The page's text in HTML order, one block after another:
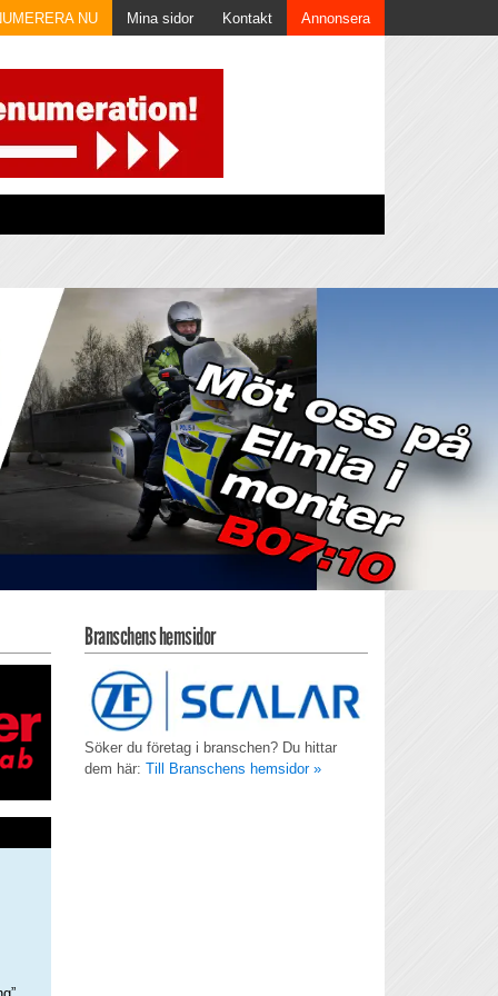
NU Mina sidor Kontakt Annonsera
Branschens hemsidor
Söker du företag i branschen? Du hittar
dem här: Till Branschens hemsidor »